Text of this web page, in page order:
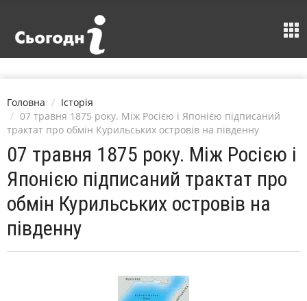
Головна
Історія
07 травня 1875 року. Між Росією і Японією підписаний
трактат про обмін Курильських островів на південну
07 травня 1875 року. Між Росією і
Японією підписаний трактат про
обмін Курильських островів на
південну